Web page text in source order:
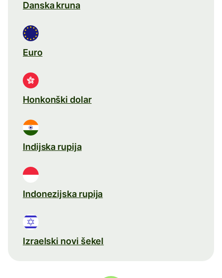
Danska kruna
Euro
Honkonški dolar
Indijska rupija
Indonezijska rupija
Izraelski novi šekel